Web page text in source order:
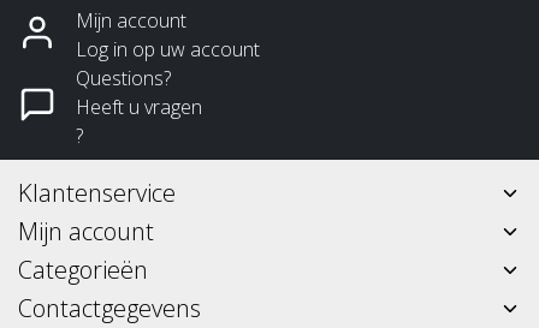
Mijn account
Log in op uw account
Questions?
Heeft u vragen
?
Klantenservice
Mijn account
Categorieën
Contactgegevens